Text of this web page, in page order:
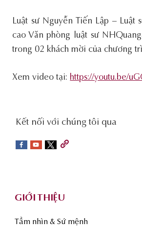
Luật sư Nguyễn Tiến Lập – Luật
cao Văn phòng luật sư
trong 02 khách mời của chương
Xem video tại: https://youtu.be/
social-
sidebar
Kết nối với chúng tôi qua
GIỚI THIỆU
Tầm nhìn & Sứ mệnh